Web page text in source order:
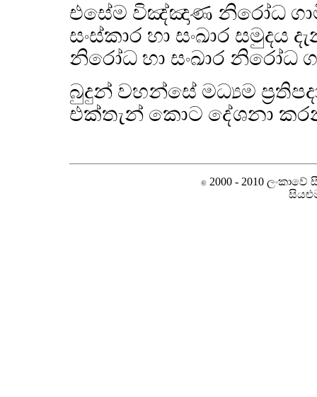
එසේම විඤ්ඤාණ නිරෝධ
සංස්කාර හා සංඛාර සමුදය
නිරෝධ හා සංඛාර නිරෝධ
බුදුන් වහන්සේ මධ්‍යම
එක්තැන් කොට දේශනා
©2000 - 2010